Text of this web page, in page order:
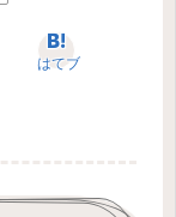
はてブ